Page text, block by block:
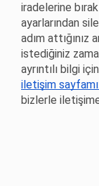
iradelerine
ayarlarından
adım
istediğiniz
ayrıntılı bilgi için
iletişim
bizlerle